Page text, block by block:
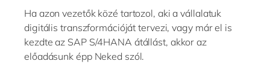
Ha azon vezetők közé tartozol, aki a vállalatuk
digitális transzformációját tervezi, vagy már el is
kezdte az SAP S/4HANA átállást, akkor az
előadásunk épp Neked szól.